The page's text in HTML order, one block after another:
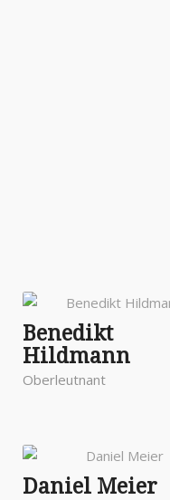
Benedikt
Hildmann
Oberleutnant
Daniel Meier